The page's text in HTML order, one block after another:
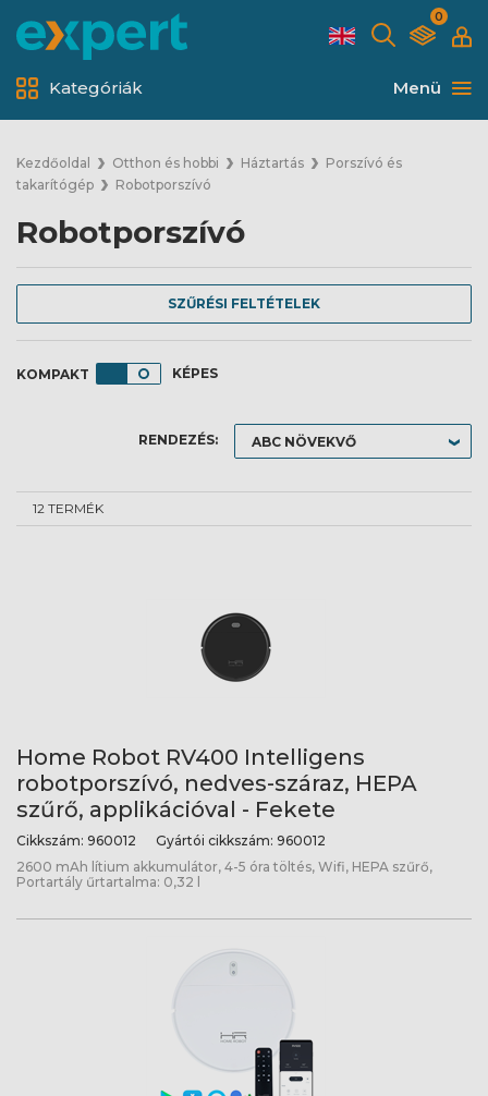
0
Menü
Kategóriák
Kezdőoldal Otthon és hobbi Háztartás
Porszívó és
takarítógép
Robotporszívó
Robotporszívó
SZŰRÉSI FELTÉTELEK
KÉPES
RENDEZÉS:
12 TERMÉK
Home Robot RV400 Intelligens
robotporszívó, nedves-száraz, HEPA
szűrő, applikációval - Fekete
Cikkszám: 960012 Gyártói cikkszám: 960012
2600 mAh lítium akkumulátor, 4-5 óra töltés, Wifi, HEPA szűrő,
Portartály űrtartalma: 0,32 l